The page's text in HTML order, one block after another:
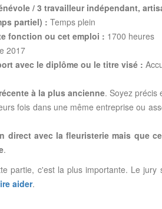
/ 3 travailleur indépendant,
partiel) : Temps plein
fonction ou cet emploi : 1700 heures
2017
avec le diplôme ou le titre visé :
à la plus ancienne. Soyez précis
fois dans une même entreprise ou
direct avec la fleuristerie mais que
.
partie, c'est la plus importante. Le
aider.